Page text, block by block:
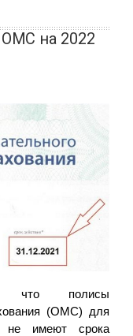
на 2022
что полисы
(ОМС) для
не имеют срока